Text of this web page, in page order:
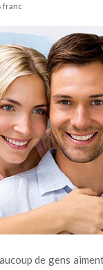
franc
de gens